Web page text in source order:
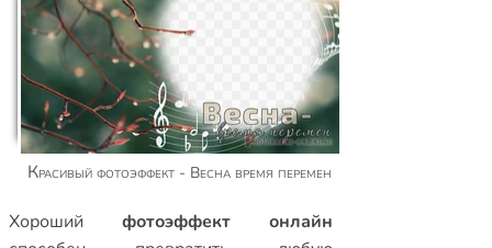
Красивый фотоэффект - Весна время перемен
Xорошийфотоэффект онлайн